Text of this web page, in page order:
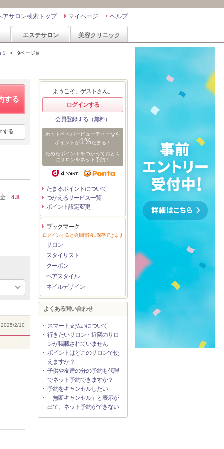
ヘルプ
マイページ
アサロン検索トップ
エステサロン 美容クリニック
ミ > 9ページ目
する
する
4.8
2025/2/10
ようこそ、ゲストさん。
ログインする
会員登録する（無料）
ホットペッパービューティーなら
ポイントが1%たまる！
ためたポイントをつかっておとく
にサロンをネット予約！
たまるポイントについて
つかえるサービス一覧
ポイント設定変更
ブックマーク
ログインすると会員情報に保存できます
サロン
スタイリスト
クーポン
ヘアスタイル
ネイルデザイン
よくある問い合わせ
スマート支払いについて
行きたいサロン・近隣のサロ
ンが掲載されていません
ポイントはどこのサロンで使
えますか？
子供や友達の分の予約も代理
でネット予約できますか？
予約をキャンセルしたい
「無断キャンセル」と表示が
出て、ネット予約ができない